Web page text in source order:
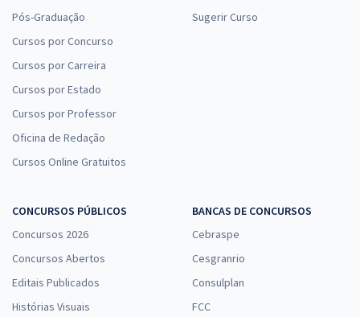
Pós-Graduação
Cursos por Concurso
Cursos por Carreira
Cursos por Estado
Cursos por Professor
Oficina de Redação
Cursos Online Gratuitos
Sugerir Curso
CONCURSOS PÚBLICOS
Concursos 2026
Concursos Abertos
Editais Publicados
Histórias Visuais
BANCAS DE CONCURSOS
Cebraspe
Cesgranrio
Consulplan
FCC